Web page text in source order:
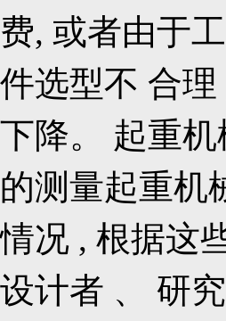
费, 或者由于
件选型不 合
下降。 起重
的测量起重机
情况 , 根据这
设计者 、 研